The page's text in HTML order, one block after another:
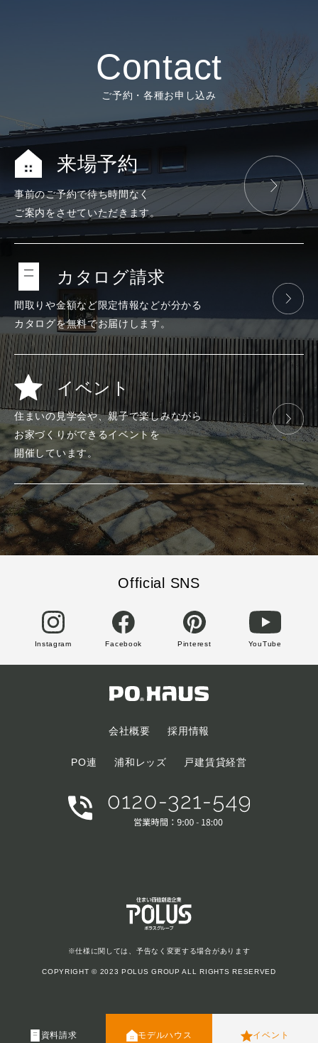
Contact
ご予約・各種お申し込み
来場予約
事前のご予約で待ち時間なく
ご案内をさせていただきます。
カタログ請求
間取りや金額など限定情報などが分かる
カタログを無料でお届けします。
イベント
住まいの見学会や、親子で楽しみながら
お家づくりができるイベントを
開催しています。
Official SNS
Instagram Facebook Pinterest YouTube
会社概要 採用情報
PO連 浦和レッズ 戸建賃貸経営
※仕様に関しては、予告なく変更する場合があります
COPYRIGHT © 2023 POLUS GROUP ALL RIGHTS RESERVED
モデルハウス
資料請求 イベント